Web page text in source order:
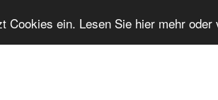
Cookies ein. Lesen Sie hier mehr